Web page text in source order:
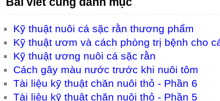
Kỹ thuật nuôi cá sặc rằn thương phẩm
Kỹ thuật ươm và cách phòng trị bệnh cho
Kỹ thuật ương nuôi cá sặc rằn
Cách gây màu nước trước khi nuôi tôm
Tài liệu kỹ thuật chăn nuôi thỏ - Phần 6
Tài liệu kỹ thuật chăn nuôi thỏ - Phần 5